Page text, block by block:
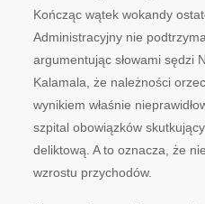
Kończąc wątek wokandy
Administracyjny nie
argumentując słowami sędzi
Kalamala, że należności
wynikiem właśnie
szpital obowiązków
deliktową. A to oznacza, że
wzrostu przychodów.